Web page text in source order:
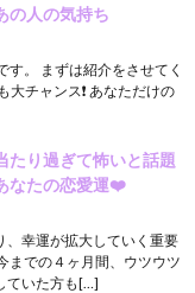
の人の気持ち
。 まずは紹介をさせてく
チャンス❗️ あなただけの
り過ぎて怖いと話題
なたの恋愛運❤️
、幸運が拡大していく重要
までの４ヶ月間、ウツウツ
ていた方も[…]